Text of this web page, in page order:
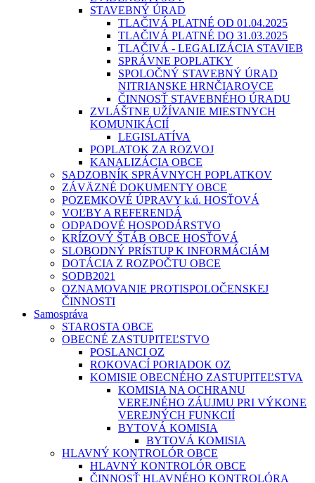
STAVEBNÝ ÚRAD
TLAČIVÁ PLATNÉ OD 01.04.2025
TLAČIVÁ PLATNÉ DO 31.03.2025
TLAČIVÁ - LEGALIZÁCIA STAVIEB
SPRÁVNE POPLATKY
SPOLOČNÝ STAVEBNÝ ÚRAD
NITRIANSKE HRNČIAROVCE
ČINNOSŤ STAVEBNÉHO ÚRADU
ZVLÁŠTNE UŽÍVANIE MIESTNYCH
KOMUNIKÁCIÍ
LEGISLATÍVA
POPLATOK ZA ROZVOJ
KANALIZÁCIA OBCE
SADZOBNÍK SPRÁVNYCH POPLATKOV
ZÁVÄZNÉ DOKUMENTY OBCE
POZEMKOVÉ ÚPRAVY k.ú. HOSŤOVÁ
VOĽBY A REFERENDÁ
ODPADOVÉ HOSPODÁRSTVO
KRÍZOVÝ ŠTÁB OBCE HOSŤOVÁ
SLOBODNÝ PRÍSTUP K INFORMÁCIÁM
DOTÁCIA Z ROZPOČTU OBCE
SODB2021
OZNAMOVANIE PROTISPOLOČENSKEJ
ČINNOSTI
Samospráva
STAROSTA OBCE
OBECNÉ ZASTUPITEĽSTVO
POSLANCI OZ
ROKOVACÍ PORIADOK OZ
KOMISIE OBECNÉHO ZASTUPITEĽSTVA
KOMISIA NA OCHRANU
VEREJNÉHO ZÁUJMU PRI VÝKONE
VEREJNÝCH FUNKCIÍ
BYTOVÁ KOMISIA
BYTOVÁ KOMISIA
HLAVNÝ KONTROLÓR OBCE
HLAVNÝ KONTROLÓR OBCE
ČINNOSŤ HLAVNÉHO KONTROLÓRA